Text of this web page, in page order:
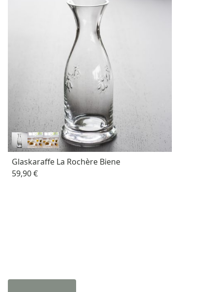
Glaskaraffe La Rochère Biene
59,90 €